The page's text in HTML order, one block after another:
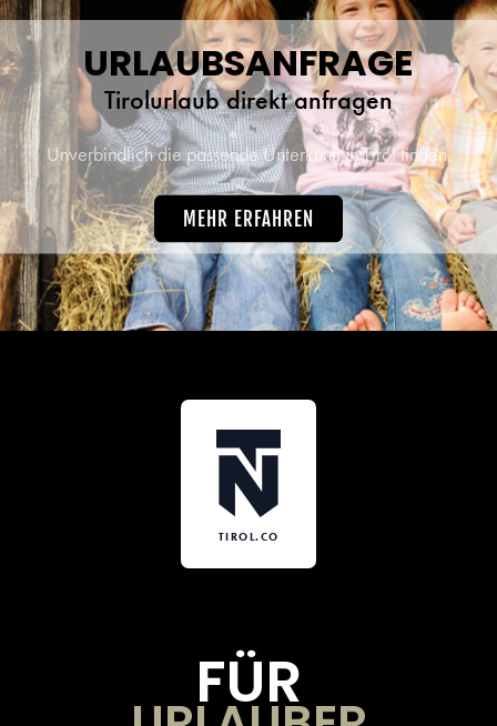
URLAUBSANFRAGE
Tirolurlaub direkt anfragen
Unverbindlich die passende Unterkunft in Tirol finden.
MEHR ERFAHREN
TIROL.CO
FÜR